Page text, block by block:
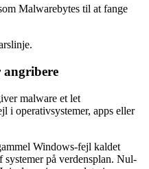
Malwarebytes til at fange
angribere
malware et let
i operativsystemer, apps eller
Windows-fejl kaldet
på verdensplan. Nul-